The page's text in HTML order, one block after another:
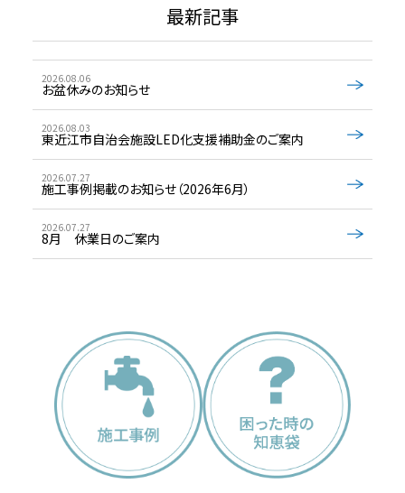
最新記事
2026.08.06
お盆休みのお知らせ
2026.08.03
東近江市自治会施設LED化支援補助金のご案内
2026.07.27
施工事例掲載のお知らせ（2026年6月）
2026.07.27
8月 休業日のご案内